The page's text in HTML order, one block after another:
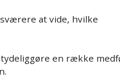
at vide, hvilke
en række